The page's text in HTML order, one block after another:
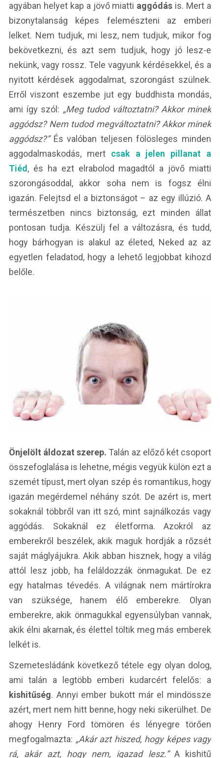
agyában helyet kap a jövő miatti aggódás is. Mert a
bizonytalanság képes felemészteni az emberi
lelket. Nem tudjuk, mi lesz, nem tudjuk, mikor fog
bekövetkezni, és azt sem tudjuk, hogy jó lesz-e
nekünk, vagy rossz. Tele vagyunk kérdésekkel, és a
nyitott kérdések aggodalmat, szorongást szülnek.
Erről viszont eszembe jut egy buddhista mondás,
ami így szól: „Meg tudod változtatni? Akkor minek
aggódsz? Nem tudod megváltoztatni? Akkor minek
aggódsz?”És valóban teljesen fölösleges minden
aggodalmaskodás, mert csak a jelen pillanat a
Tiéd, és ha ezt elrabolod magadtól a jövő miatti
szorongásoddal, akkor soha nem is fogsz élni
igazán. Felejtsd el a biztonságot – az egy illúzió. A
természetben nincs biztonság, ezt minden állat
pontosan tudja. Készülj fel a változásra, és tudd,
hogy bárhogyan is alakul az életed, Neked az az
egyetlen feladatod, hogy a lehető legjobbat kihozd
belőle.
Önjelölt áldozat szerep. Talán az előző két csoport
összefoglalása is lehetne, mégis vegyük külön ezt a
szemét típust, mert olyan szép és romantikus, hogy
igazán megérdemel néhány szót. De azért is, mert
sokaknál többről van itt szó, mint sajnálkozás vagy
aggódás. Sokaknál ez életforma. Azokról az
emberekről beszélek, akik maguk hordják a rőzsét
saját máglyájukra. Akik abban hisznek, hogy a világ
attól lesz jobb, ha feláldozzák önmagukat. De ez
egy hatalmas tévedés. A világnak nem mártírokra
van szüksége, hanem élő emberekre. Olyan
emberekre, akik önmagukkal egyensúlyban vannak,
akik élni akarnak, és élettel töltik meg más emberek
lelkét is.
Szemetesládánk következő tétele egy olyan dolog,
ami talán a legtöbb emberi kudarcért felelős: a
kishitűség. Annyi ember bukott már el mindössze
azért, mert nem hitt benne, hogy neki sikerülhet. De
ahogy Henry Ford tömören és lényegre törően
megfogalmazta: „Akár azt hiszed, hogy képes vagy
rá, akár azt, hogy nem, igazad lesz.”A kishitű